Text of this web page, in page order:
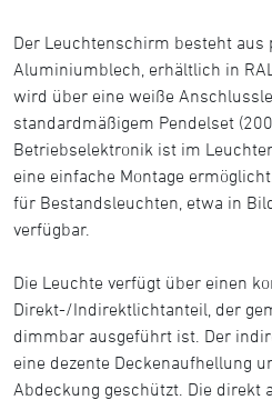
Der Leuchtenschirm besteht
Aluminiumblech, erhältlich in
wird über eine weiße
standardmäßigem Pendelset
Betriebselektronik ist im
eine einfache Montage
für Bestandsleuchten, etwa in
verfügbar.
Die Leuchte verfügt über einen
Direkt-/Indirektlichtanteil, der
dimmbar ausgeführt ist. Der
eine dezente Deckenaufhellung
Abdeckung geschützt. Die direkt